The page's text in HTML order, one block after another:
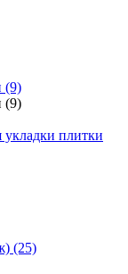
(9)
(9)
укладки плитки
(25)